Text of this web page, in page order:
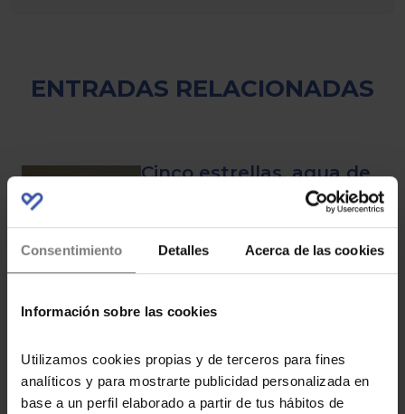
Consentimiento Detalles Acerca de las cookies
Información sobre las cookies
Utilizamos cookies propias y de terceros para fines
analíticos y para mostrarte publicidad personalizada en
base a un perfil elaborado a partir de tus hábitos de
ENTRADAS RELACIONADAS
Cinco estrellas, agua de
mar y programas
wellnes: así es Pontiana,
la apertura más
esperada de la cadena
Magic
El hotel con
habitaciones